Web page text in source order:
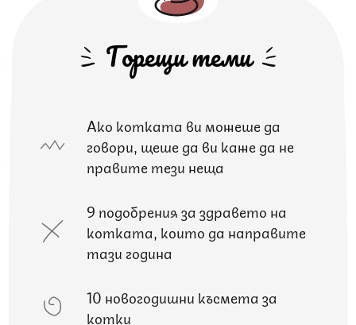
Горещи теми
Ако котката ви можеше да
говори, щеше да ви каже да не
правите тези неща
9 подобрения за здравето на
котката, които да направите
тази година
10 новогодишни късмета за
котки